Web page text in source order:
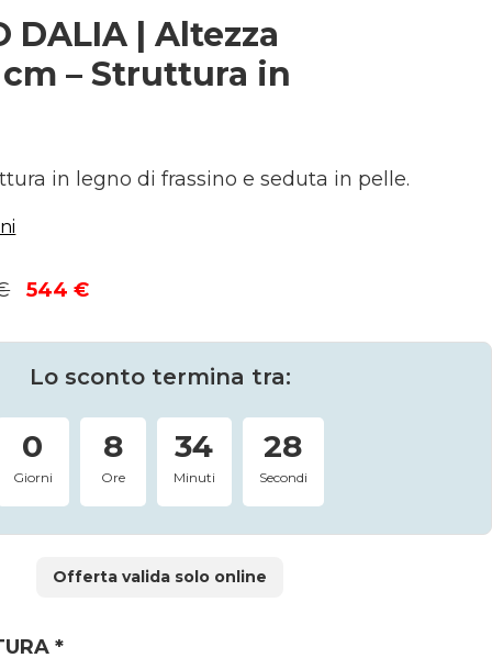
DALIA | Altezza
– Struttura in
in legno di frassino e seduta in pelle.
Il
originale
era:
640 €.
544€Il
attuale
544 €.
Lo sconto termina tra:
0
Giorni
8
Ore
34
Minuti
28
Secondi
Offerta valida solo online
*